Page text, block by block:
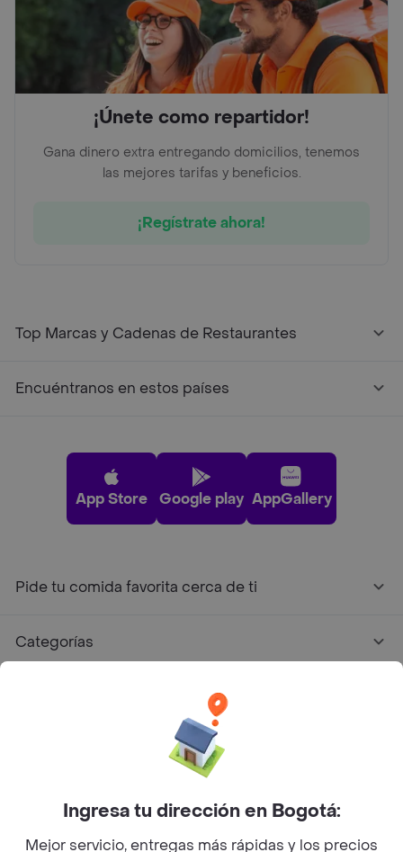
¡Únete como repartidor!
Gana dinero extra entregando domicilios, tenemos
las mejores tarifas y beneficios.
¡Regístrate ahora!
Top Marcas y Cadenas de Restaurantes
Encuéntranos en estos países
App Store Google play AppGallery
Pide tu comida favorita cerca de ti
Categorías
Facebook
Twitter
Instagram
©2026Rappi Inc. All rights reserved.
Ingresa tu dirección en Bogotá:
Mejor servicio, entregas más rápidas y los precios